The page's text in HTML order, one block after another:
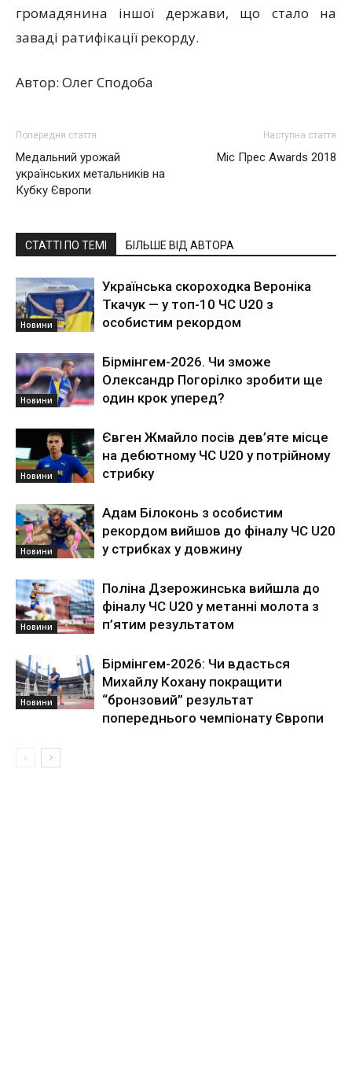
громадянина іншої держави, що стало на
заваді ратифікації рекорду.
Автор: Олег Сподоба
Попередня стаття
Медальний урожай
українських метальників на
Кубку Європи
Наступна стаття
Міс Прес Awards 2018
СТАТТІ ПО ТЕМІ БІЛЬШЕ ВІД АВТОРА
Новини
Українська скороходка Вероніка
Ткачук — у топ-10 ЧС U20 з
особистим рекордом
Новини
Бірмінгем-2026. Чи зможе
Олександр Погорілко зробити ще
один крок уперед?
Новини
Євген Жмайло посів дев’яте місце
на дебютному ЧС U20 у потрійному
стрибку
Новини
Адам Білоконь з особистим
рекордом вийшов до фіналу ЧС U20
у стрибках у довжину
Новини
Поліна Дзерожинська вийшла до
фіналу ЧС U20 у метанні молота з
п’ятим результатом
Новини
Бірмінгем-2026: Чи вдасться
Михайлу Кохану покращити
“бронзовий” результат
попереднього чемпіонату Європи